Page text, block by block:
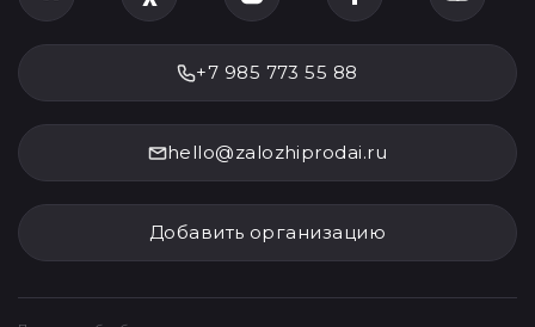
+7 985 773 55 88
hello@zalozhiprodai.ru
Добавить организацию